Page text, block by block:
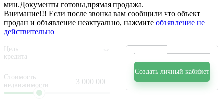
мин.Документы готовы,прямая продажа.
Внимание!!! Если после звонка вам сообщили что объект
продан и объявление неактуально, нажмите объявление не
действительно
Цель
кредита
Стоимость
недвижимости
Создать личный кабинет